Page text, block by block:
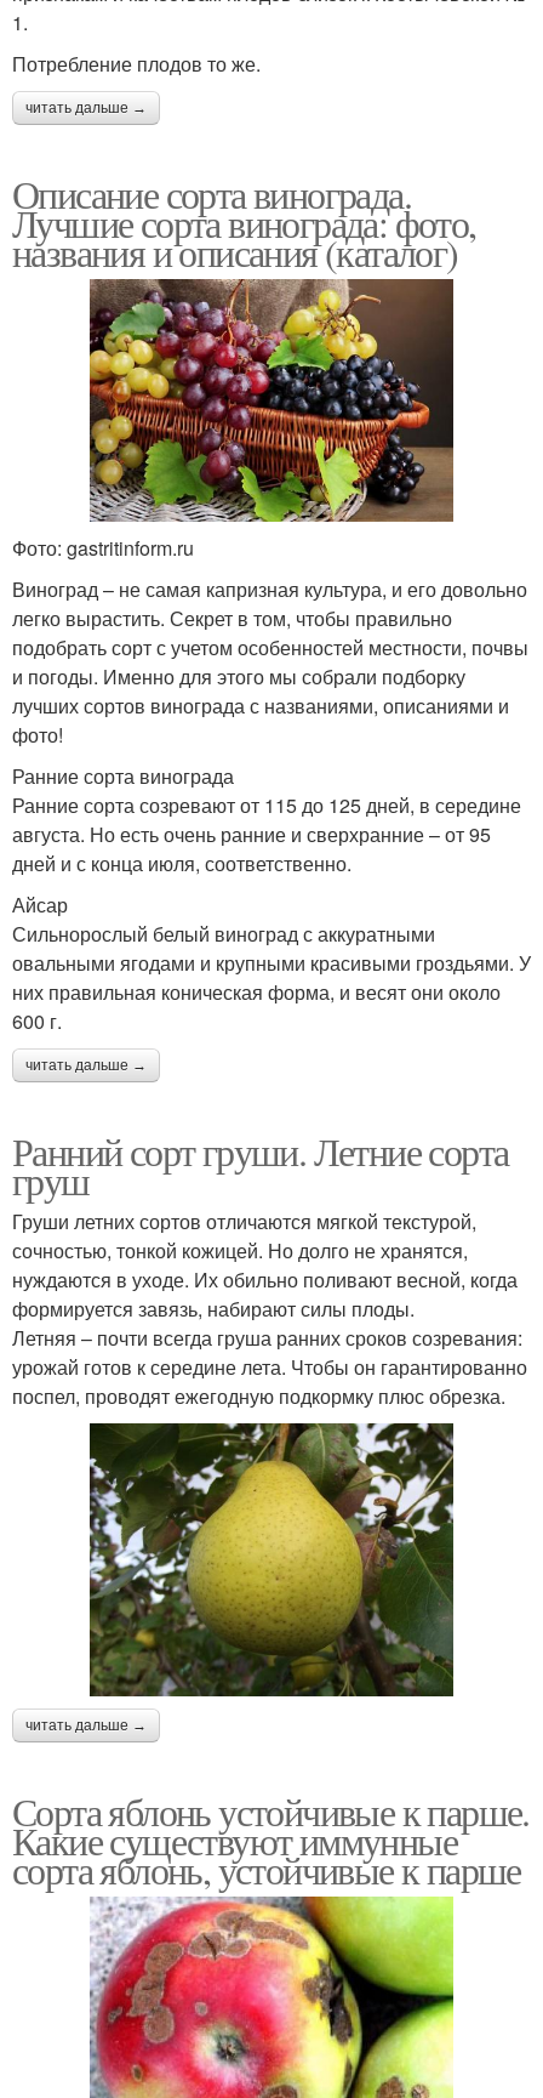
1.
Потребление плодов то же.
читать дальше →
Описание сорта винограда.
Лучшие сорта винограда: фото,
названия и описания (каталог)
Фото: gastritinform.ru
Виноград – не самая капризная культура, и его довольно
легко вырастить. Секрет в том, чтобы правильно
подобрать сорт с учетом особенностей местности, почвы
и погоды. Именно для этого мы собрали подборку
лучших сортов винограда с названиями, описаниями и
фото!
Ранние сорта винограда
Ранние сорта созревают от 115 до 125 дней, в середине
августа. Но есть очень ранние и сверхранние – от 95
дней и с конца июля, соответственно.
Айсар
Сильнорослый белый виноград с аккуратными
овальными ягодами и крупными красивыми гроздьями. У
них правильная коническая форма, и весят они около
600 г.
читать дальше →
Ранний сорт груши. Летние сорта
груш
Груши летних сортов отличаются мягкой текстурой,
сочностью, тонкой кожицей. Но долго не хранятся,
нуждаются в уходе. Их обильно поливают весной, когда
формируется завязь, набирают силы плоды.
Летняя – почти всегда груша ранних сроков созревания:
урожай готов к середине лета. Чтобы он гарантированно
поспел, проводят ежегодную подкормку плюс обрезка.
читать дальше →
Сорта яблонь устойчивые к парше.
Какие существуют иммунные
сорта яблонь, устойчивые к парше